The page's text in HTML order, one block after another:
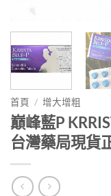
首頁 / 增大增粗
巔峰藍P
台灣藥局現貨